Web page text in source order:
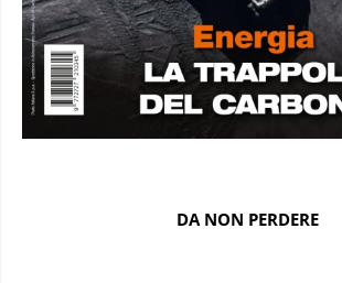
DA NON PERDERE